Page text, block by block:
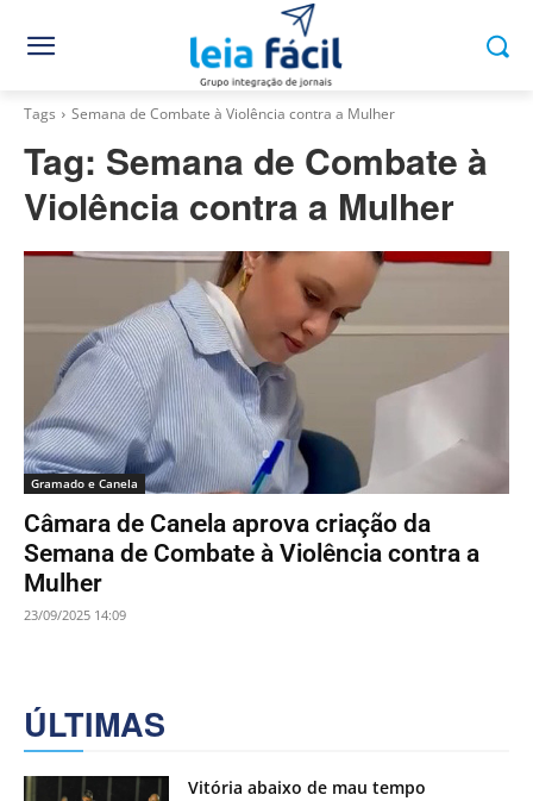
Tags Semana de Combate à Violência contra a Mulher
Tag: Semana de Combate à
Violência contra a Mulher
Gramado e Canela
Câmara de Canela aprova criação da
Semana de Combate à Violência contra a
Mulher
23/09/2025 14:09
ÚLTIMAS
Vitória abaixo de mau tempo